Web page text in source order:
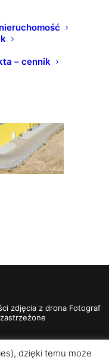
– cennik
zdjęcia z drona Fotograf
dzięki temu może